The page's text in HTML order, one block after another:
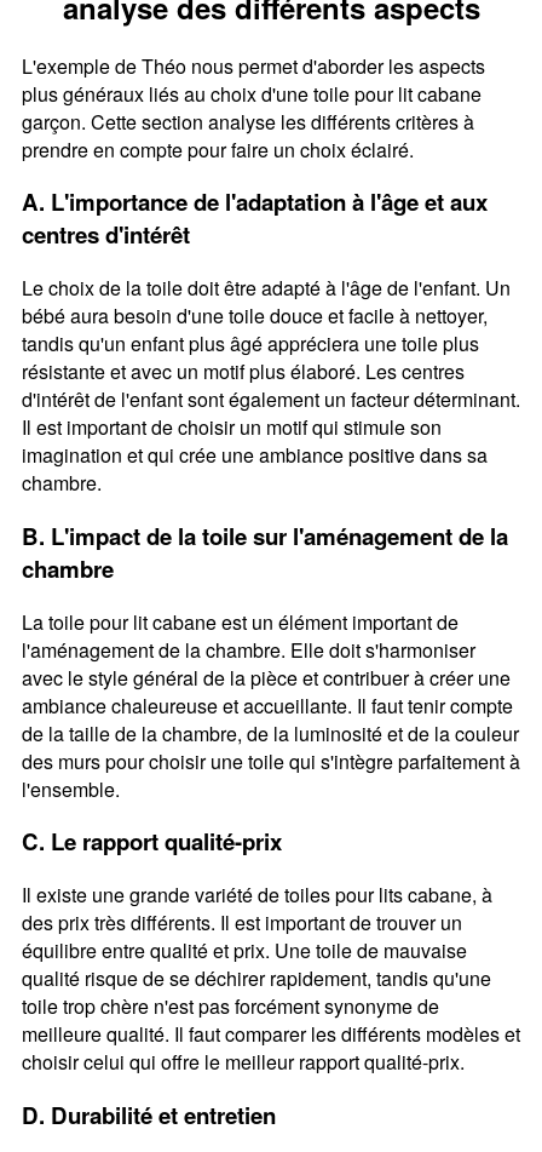
L'exemple de Théo nous permet d'aborder les aspects
plus généraux liés au choix d'une toile pour lit cabane
garçon. Cette section analyse les différents critères à
prendre en compte pour faire un choix éclairé.
A. L'importance de l'adaptation à l'âge et aux
centres d'intérêt
Le choix de la toile doit être adapté à l'âge de l'enfant. Un
bébé aura besoin d'une toile douce et facile à nettoyer,
tandis qu'un enfant plus âgé appréciera une toile plus
résistante et avec un motif plus élaboré. Les centres
d'intérêt de l'enfant sont également un facteur déterminant.
Il est important de choisir un motif qui stimule son
imagination et qui crée une ambiance positive dans sa
chambre.
B. L'impact de la toile sur l'aménagement de la
chambre
La toile pour lit cabane est un élément important de
l'aménagement de la chambre. Elle doit s'harmoniser
avec le style général de la pièce et contribuer à créer une
ambiance chaleureuse et accueillante. Il faut tenir compte
de la taille de la chambre, de la luminosité et de la couleur
des murs pour choisir une toile qui s'intègre parfaitement à
l'ensemble.
C. Le rapport qualité-prix
Il existe une grande variété de toiles pour lits cabane, à
des prix très différents. Il est important de trouver un
équilibre entre qualité et prix. Une toile de mauvaise
qualité risque de se déchirer rapidement, tandis qu'une
toile trop chère n'est pas forcément synonyme de
meilleure qualité. Il faut comparer les différents modèles et
choisir celui qui offre le meilleur rapport qualité-prix.
D. Durabilité et entretien